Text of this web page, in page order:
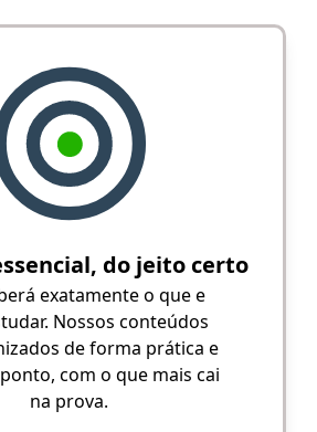
do jeito certo
exatamente o que e
Nossos conteúdos
de forma prática e
com o que mais cai
na prova.